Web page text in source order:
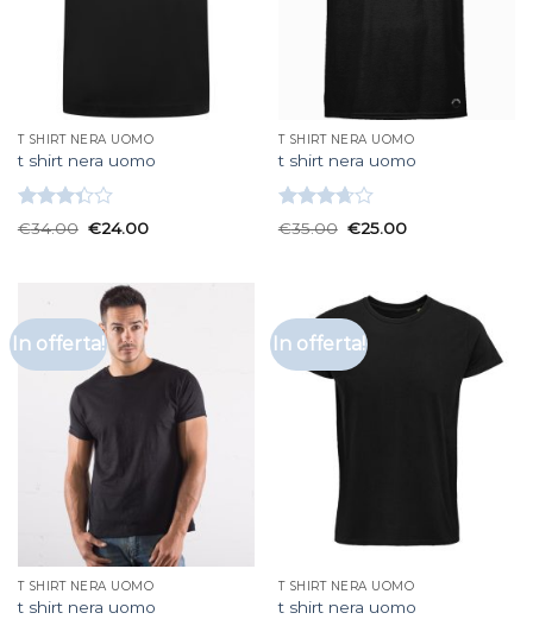
T SHIRT NERA UOMO
t shirt nera uomo
Valutato
€34.00 €24.00
T SHIRT NERA UOMO
t shirt nera uomo
Valutato
€35.00 €25.00
In offerta!
T SHIRT NERA UOMO
t shirt nera uomo
In offerta!
T SHIRT NERA UOMO
t shirt nera uomo